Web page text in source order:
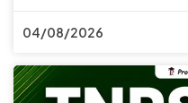
04/08/2026